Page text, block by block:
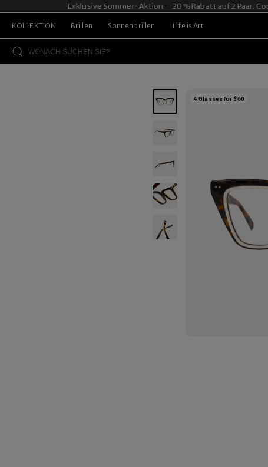
Exklusive Sommer-Aktion – 20 % Rabatt auf 2 Paar. Code:
KOLLEKTION Brillen Sonnenbrillen Life is Art
4 Glasses for $60